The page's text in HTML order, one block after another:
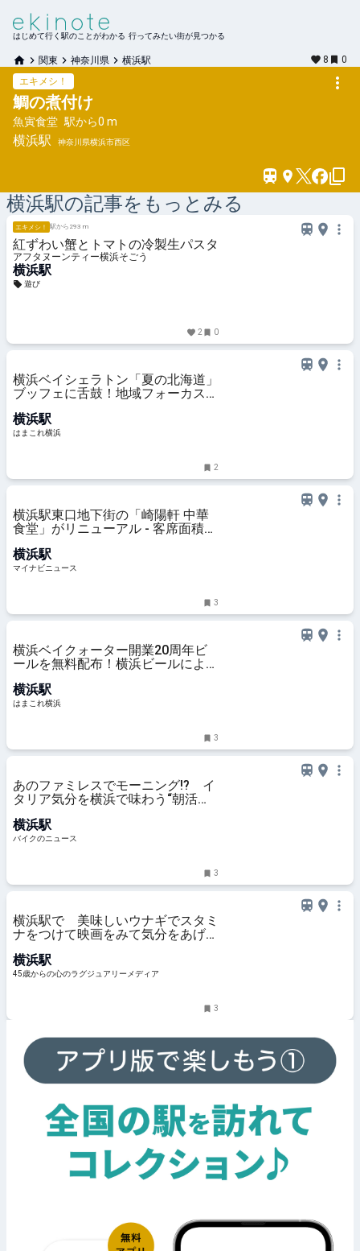
はじめて行く駅のことがわかる 行ってみたい街が見つかる
関東 神奈川県 横浜駅 8
0
エキメシ！
鯛の煮付け
魚寅食堂 駅から0 m
横浜駅 神奈川県横浜市西区
横浜駅の記事をもっとみる
エキメシ！ 駅から293 m
紅ずわい蟹とトマトの冷製生パスタ
アフタヌーンティー横浜そごう
横浜駅
遊び
2 0
横浜ベイシェラトン「夏の北海道」
ブッフェに舌鼓！地域フォーカスで
ープ | はまこれ横浜
横浜駅
はまこれ横浜
2
横浜駅東口地下街の「崎陽軒 中華
食堂」がリニューアル - 客席面積を
定食」も
横浜駅
マイナビニュース
3
横浜ベイクォーター開業20周年ビ
ールを無料配布！横浜ビールによる
はまこれ横浜
横浜駅
はまこれ横浜
3
あのファミレスでモーニング!? イ
タリア気分を横浜で味わう“朝活ラ
横浜駅
バイクのニュース
3
横浜駅で 美味しいウナギでスタミ
ナをつけて映画をみて気分をあげ
横浜駅
45歳からの心のラグジュアリーメディア
3